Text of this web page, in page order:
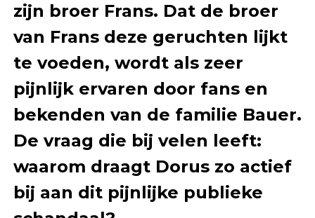
zijn broer Frans. Dat de broer
van Frans deze geruchten lijkt
te voeden, wordt als zeer
pijnlijk ervaren door fans en
bekenden van de familie Bauer.
De vraag die bij velen leeft:
waarom draagt Dorus zo actief
bij aan dit pijnlijke publieke